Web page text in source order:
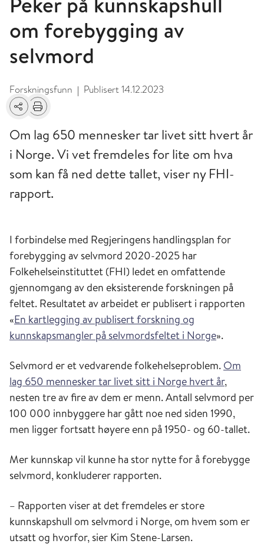
om forebygging av
selvmord
Forskningsfunn | Publisert14.12.2023
Del Skriv ut
Om lag 650 mennesker tar livet sitt hvert år
i Norge. Vi vet fremdeles for lite om hva
som kan få ned dette tallet, viser ny FHI-
rapport.
I forbindelse med Regjeringens handlingsplan for
forebygging av selvmord 2020-2025 har
Folkehelseinstituttet (FHI) ledet en omfattende
gjennomgang av den eksisterende forskningen på
feltet. Resultatet av arbeidet er publisert i rapporten
«En kartlegging av publisert forskning og
kunnskapsmangler på selvmordsfeltet i Norge».
Selvmord er et vedvarende folkehelseproblem. Om
lag 650 mennesker tar livet sitt i Norge hvert år,
nesten tre av fire av dem er menn. Antall selvmord per
100 000 innbyggere har gått noe ned siden 1990,
men ligger fortsatt høyere enn på 1950- og 60-tallet.
Mer kunnskap vil kunne ha stor nytte for å forebygge
selvmord, konkluderer rapporten.
– Rapporten viser at det fremdeles er store
kunnskapshull om selvmord i Norge, om hvem som er
utsatt og hvorfor, sier Kim Stene-Larsen.